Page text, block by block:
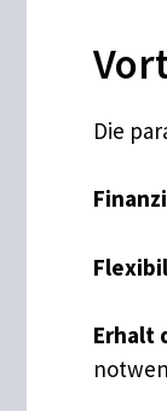
Die
Erhalt